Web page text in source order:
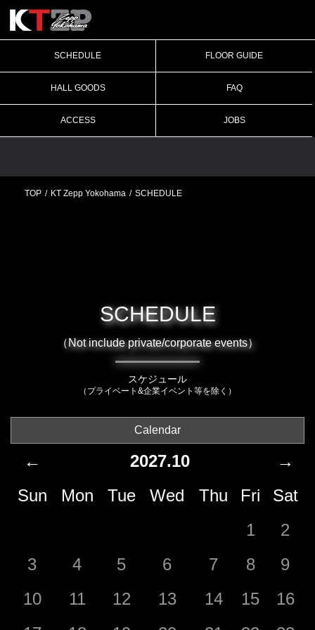
SCHEDULE FLOOR GUIDE
HALL GOODS FAQ
ACCESS JOBS
TOP KT Zepp Yokohama SCHEDULE
SCHEDULE
（Not include private/corporate events）
スケジュール
（プライベート&企業イベント等を除く）
Calendar
← 2027.10
→
Sun
Mon Tue Wed Thu Fri
Sat
1
2
3
4 5 6 7 8
9
10
11 12 13 14 15
16